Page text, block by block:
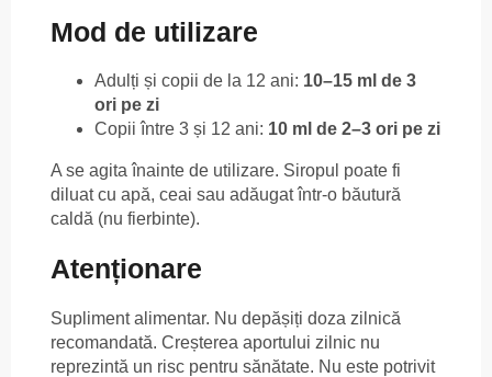
Mod de utilizare
Adulți și copii de la 12 ani: 10–15 ml de 3
ori pe zi
Copii între 3 și 12 ani: 10 ml de 2–3 ori pe zi
A se agita înainte de utilizare. Siropul poate fi
diluat cu apă, ceai sau adăugat într-o băutură
caldă (nu fierbinte).
Atenționare
Supliment alimentar. Nu depășiți doza zilnică
recomandată. Creșterea aportului zilnic nu
reprezintă un risc pentru sănătate. Nu este potrivit